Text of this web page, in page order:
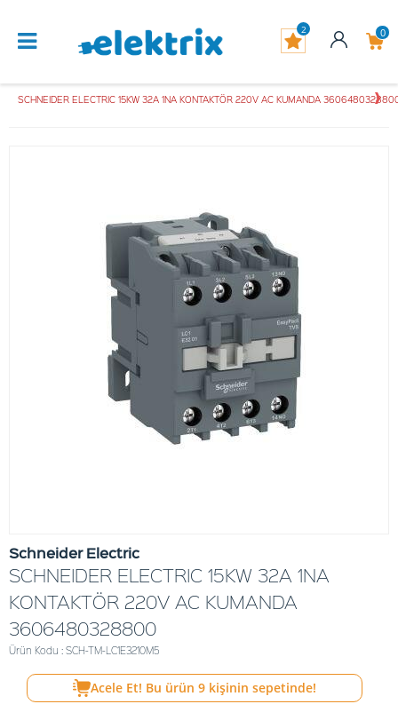
0
2
SCHNEIDER ELECTRIC 15KW 32A 1NA KONTAKTÖR 220V AC KUMANDA
Schneider Electric
SCHNEIDER ELECTRIC 15KW 32A 1NA
KONTAKTÖR 220V AC KUMANDA
3606480328800
Ürün Kodu : SCH-TM-LC1E3210M5
Acele Et! Bu ürün 9 kişinin sepetinde!